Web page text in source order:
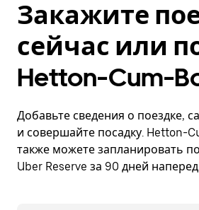
Закажите
сейчас или
Hetton-Cum-
Добавьте сведения о поездке,
и совершайте посадку. Hetton-
также можете запланировать
Uber Reserve за 90 дней